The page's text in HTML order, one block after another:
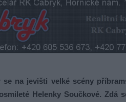
se na jevišti velké scény
Helenky Součkové. Zdá